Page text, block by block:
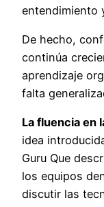
entendimiento
De hecho,
continúa
aprendizaje
falta general
La fluencia en
idea
Guru Que
los equipos
discutir las